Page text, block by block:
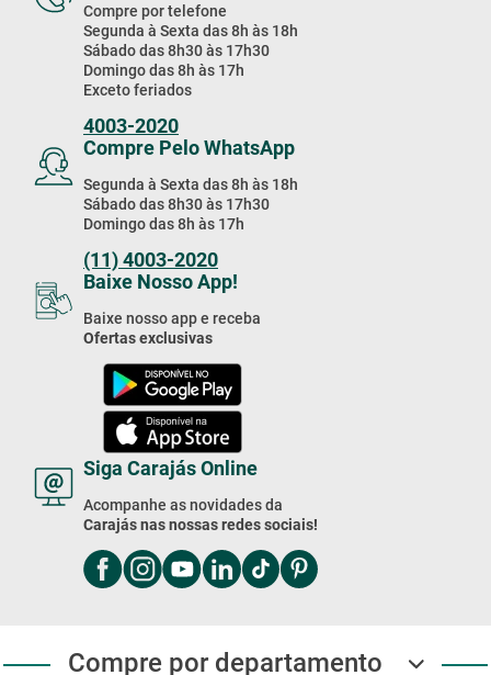
Compre por telefone
Segunda à Sexta das 8h às 18h
Sábado das 8h30 às 17h30
Domingo das 8h às 17h
Exceto feriados
4003-2020
Compre Pelo WhatsApp
Segunda à Sexta das 8h às 18h
Sábado das 8h30 às 17h30
Domingo das 8h às 17h
(11) 4003-2020
Baixe Nosso App!
Baixe nosso app e receba
Ofertas exclusivas
Siga Carajás Online
Acompanhe as novidades da
Carajás nas nossas redes sociais!
Compre por departamento